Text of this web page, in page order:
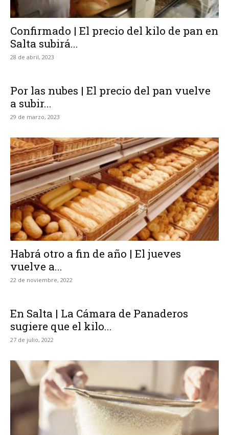
Confirmado | El precio del kilo de pan en
Salta subirá...
28 de abril, 2023
Por las nubes | El precio del pan vuelve
a subir...
29 de marzo, 2023
Habrá otro a fin de año | El jueves
vuelve a...
22 de noviembre, 2022
En Salta | La Cámara de Panaderos
sugiere que el kilo...
27 de julio, 2022